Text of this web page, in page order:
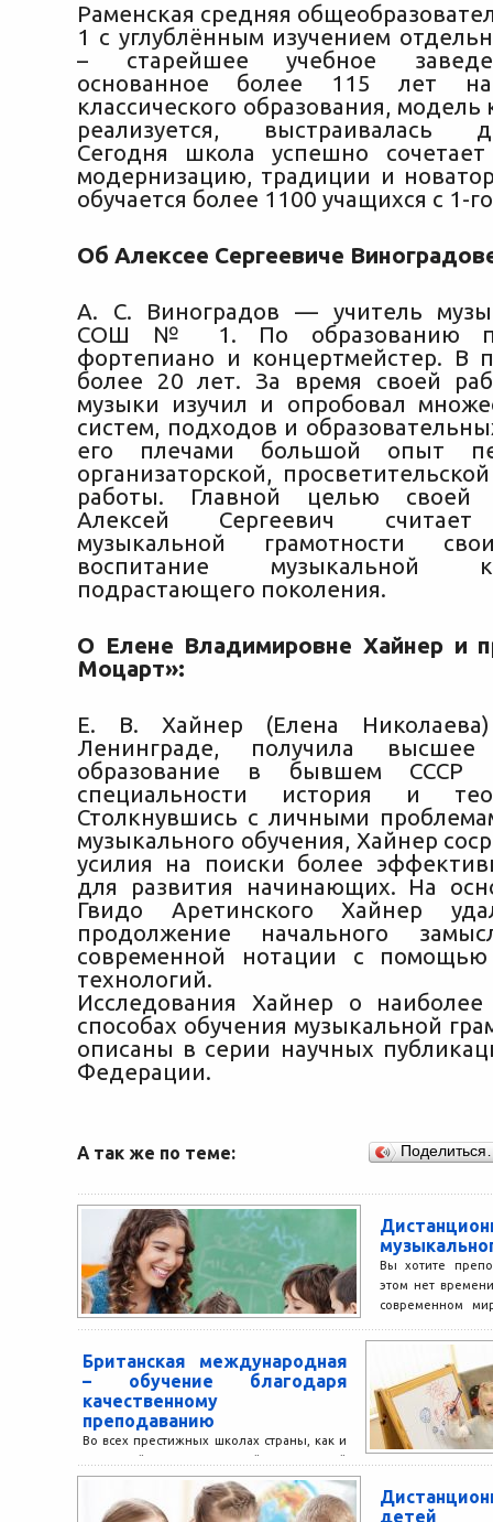
Раменская средняя
1 с углублённым изучением
– старейшее учебное
основанное более 115 лет
классического образования, модель
реализуется, выстраивалась
Сегодня школа успешно
модернизацию, традиции и
обучается более 1100 учащихся с 1-
Об Алексее Сергеевиче
А. С. Виноградов — учитель
СОШ № 1. По образованию
фортепиано и концертмейстер. В
более 20 лет. За время своей
музыки изучил и опробовал
систем, подходов и
его плечами большой опыт
организаторской,
работы. Главной целью своей
Алексей Сергеевич
музыкальной грамотности
воспитание музыкальной
подрастающего поколения.
О Елене Владимировне Хайнер и
Моцарт»:
Е. В. Хайнер (Елена
Ленинграде, получила высшее
образование в бывшем СССР
специальности история и
Столкнувшись с личными
музыкального обучения, Хайнер
усилия на поиски более
для развития начинающих. На
Гвидо Аретинского Хайнер
продолжение начального
современной нотации с помощью
технологий.
Исследования Хайнер о
способах обучения музыкальной
описаны в серии научных
Федерации.
А так же по теме:
Вы хотите
этом нет
современном
Британская международная
– обучение благодаря
качественному
преподаванию
Во всех престижных школах страны, как и
в нашей международной Британской
школе, преподает только
высококвалифицированный
детей